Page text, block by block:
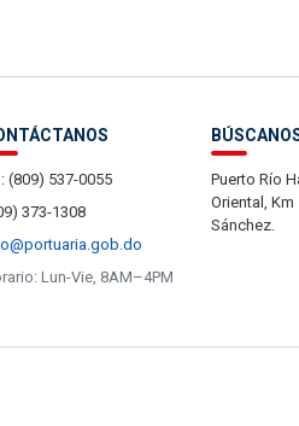
(809) 537-0055
373-1308
Lun-Vie, 8AM–4PM
Puerto Río
Oriental, Km
Sánchez.